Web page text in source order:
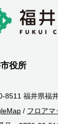
役所
8511 福井県福
/ フロアマ